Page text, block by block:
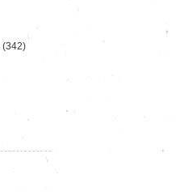
(342)